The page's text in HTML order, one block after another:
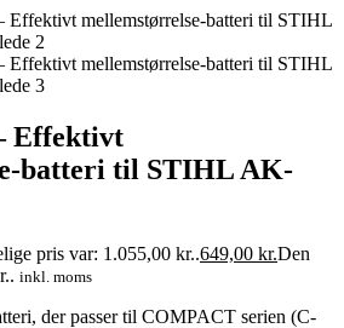
Effektivt
batteri til STIHL AK-
pris var: 1.055,00 kr..649,00 kr.Den
inkl. moms
der passer til COMPACT serien (C-